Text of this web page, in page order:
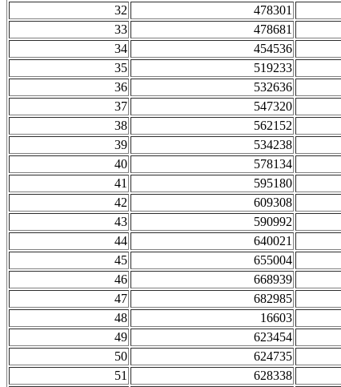
32
478301
33
478681
34
454536
35
519233
36
532636
37
547320
38
562152
39
534238
40
578134
41
595180
42
609308
43
590992
44
640021
45
655004
46
668939
47
682985
48
16603
49
623454
50
624735
51
628338